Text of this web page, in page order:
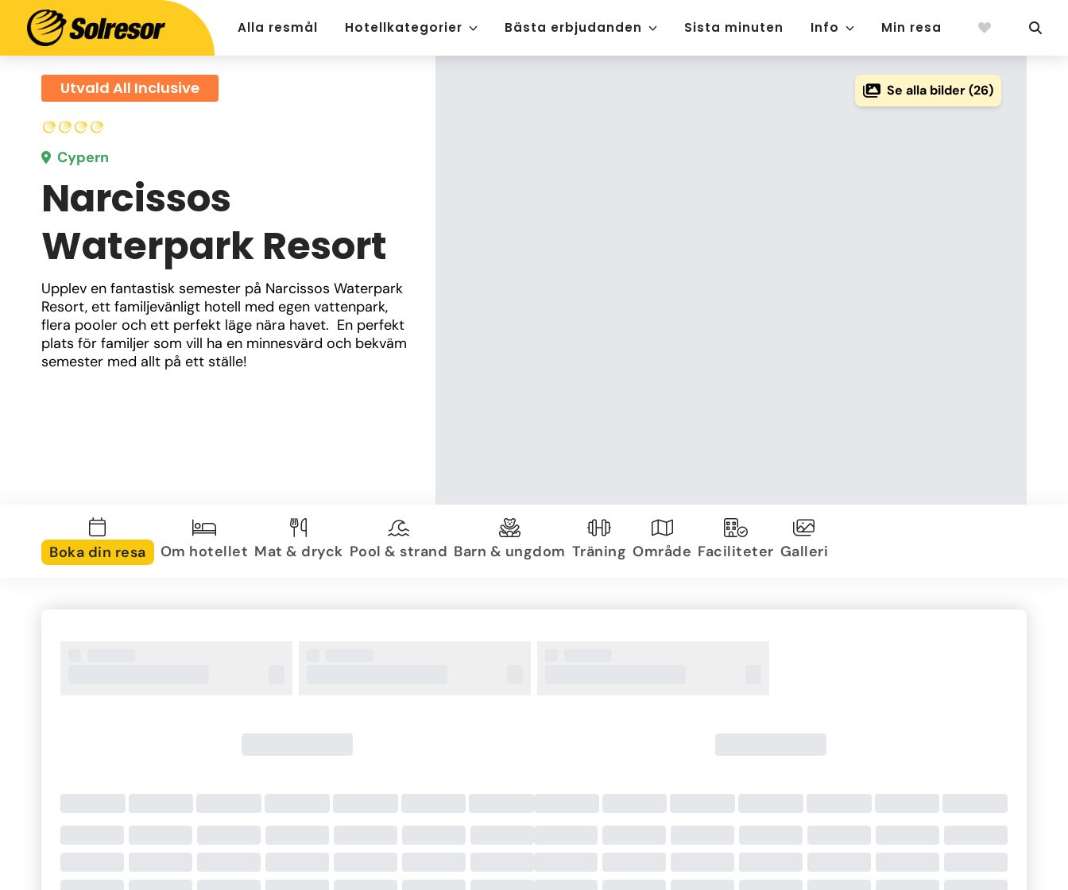
Alla resmål Hotellkategorier Bästa erbjudanden Sista minuten Info Min resa
Utvald All Inclusive
Cypern
Narcissos
Waterpark Resort
Upplev en fantastisk semester på Narcissos Waterpark
Resort, ett familjevänligt hotell med egen vattenpark,
flera pooler och ett perfekt läge nära havet.  En perfekt
plats för familjer som vill ha en minnesvärd och bekväm
semester med allt på ett ställe!
Se alla bilder (26)
Boka din resa Om hotellet Mat & dryck Pool & strand Barn & ungdom Träning Område Faciliteter Galleri